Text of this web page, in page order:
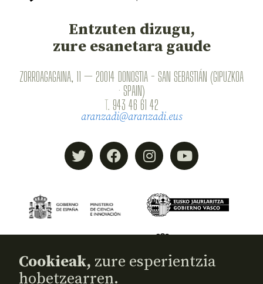
Entzuten dizugu,
zure esanetara gaude
ZORROAGAGAINA, 11 — 20014 DONOSTIA - SAN SEBASTIÁN (GIPUZKOA
· SPAIN)
T. 943 46 61 42
aranzadi@aranzadi.eus
Cookieak, zure esperientzia
hobetzearren.